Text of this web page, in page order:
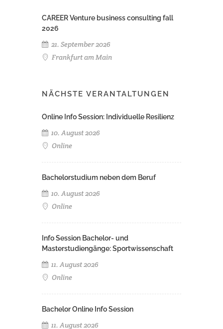
CAREER Venture business consulting fall
2026
21. September 2026
Frankfurt am Main
NÄCHSTE VERANTALTUNGEN
Online Info Session: Individuelle Resilienz
10. August 2026
Online
Bachelorstudium neben dem Beruf
10. August 2026
Online
Info Session Bachelor- und
Masterstudiengänge: Sportwissenschaft
11. August 2026
Online
Bachelor Online Info Session
11. August 2026